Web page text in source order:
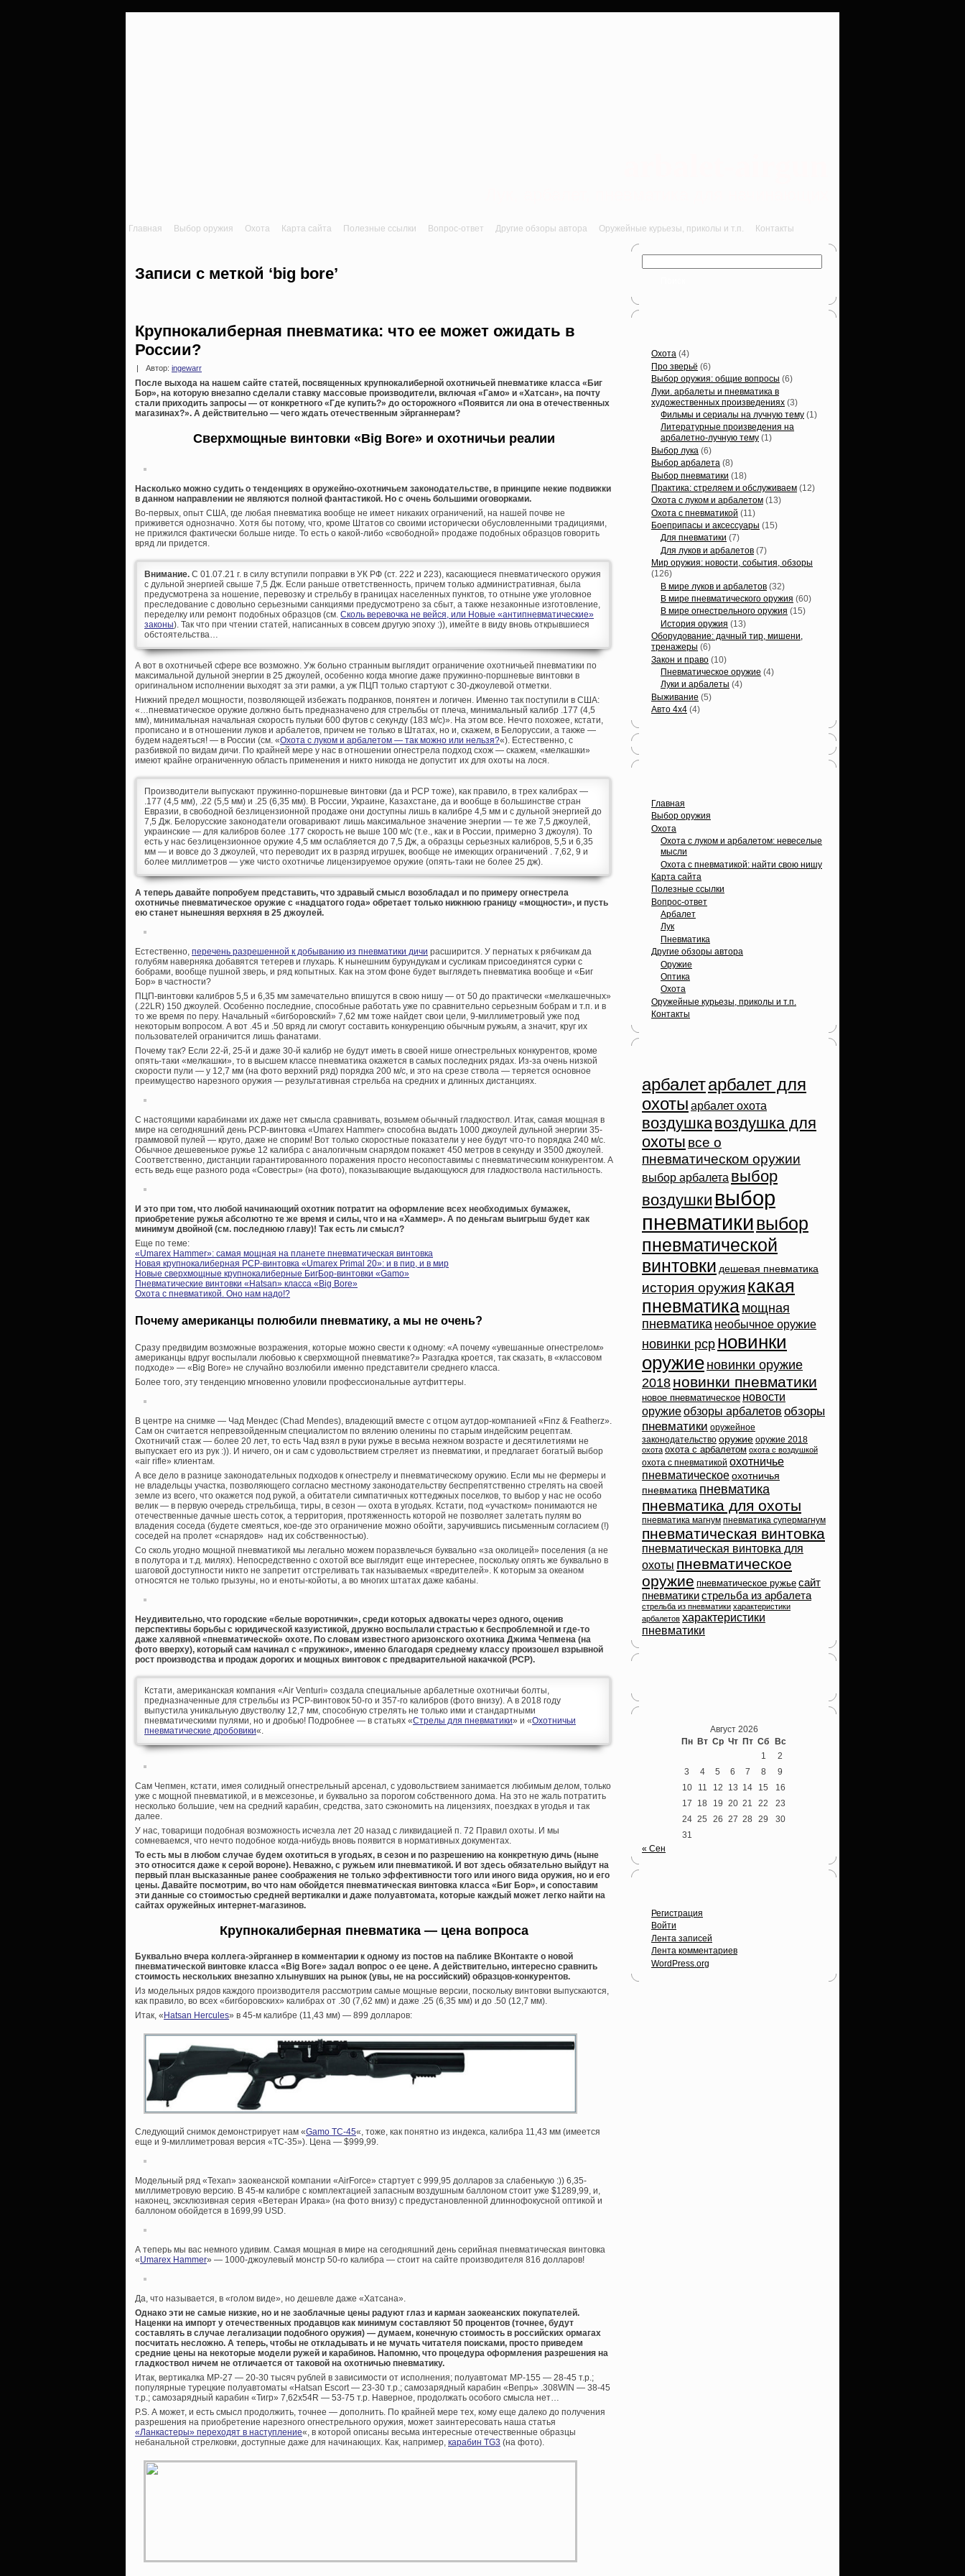
Главная Выбор оружия Охота Карта сайта Полезные ссылки Вопрос-ответ Другие обзоры автора Оружейные курьезы, приколы и т.п. Контакты
Записи с меткой ‘big bore’
Крупнокалиберная пневматика: что ее может ожидать в
России?
Автор: ingewarr
После выхода на нашем сайте статей, посвященных крупнокалиберной охотничьей пневматике класса «Биг
Бор», на которую внезапно сделали ставку массовые производители, включая «Гамо» и «Хатсан», на почту
стали приходить запросы — от конкретного «Где купить?» до осторожного «Появится ли она в отечественных
магазинах?». А действительно — чего ждать отечественным эйрганнерам?
Сверхмощные винтовки «Big Bore» и охотничьи реалии
Насколько можно судить о тенденциях в оружейно-охотничьем законодательстве, в принципе некие подвижки
в данном направлении не являются полной фантастикой. Но с очень большими оговорками.
Во-первых, опыт США, где любая пневматика вообще не имеет никаких ограничений, на нашей почве не
приживется однозначно. Хотя бы потому, что, кроме Штатов со своими исторически обусловленными традициями,
не прижился фактически больше нигде. То есть о какой-либо «свободной» продаже подобных образцов говорить
вряд ли придется.
Внимание. С 01.07.21 г. в силу вступили поправки в УК РФ (ст. 222 и 223), касающиеся пневматического оружия
с дульной энергией свыше 7,5 Дж. Если раньше ответственность, причем только административная, была
предусмотрена за ношение, перевозку и стрельбу в границах населенных пунктов, то отныне уже уголовное
преследование с довольно серьезными санкциями предусмотрено за сбыт, а также незаконные изготовление,
переделку или ремонт подобных образцов (см. Сколь веревочка не вейся, или Новые «антипневматические»
законы). Так что при чтении статей, написанных в совсем другую эпоху :)), имейте в виду вновь открывшиеся
обстоятельства…
А вот в охотничьей сфере все возможно. Уж больно странным выглядит ограничение охотничьей пневматики по
максимальной дульной энергии в 25 джоулей, особенно когда многие даже пружинно-поршневые винтовки в
оригинальном исполнении выходят за эти рамки, а уж ПЦП только стартуют с 30-джоулевой отметки.
Нижний предел мощности, позволяющей избежать подранков, понятен и логичен. Именно так поступили в США:
«…пневматическое оружие должно быть предназначено для стрельбы от плеча, минимальный калибр .177 (4,5
мм), минимальная начальная скорость пульки 600 футов с секунду (183 м/с)». На этом все. Нечто похожее, кстати,
прописано и в отношении луков и арбалетов, причем не только в Штатах, но и, скажем, в Белоруссии, а также —
будем надеяться! — в России (см. «Охота с луком и арбалетом — так можно или нельзя?«). Естественно, с
разбивкой по видам дичи. По крайней мере у нас в отношении огнестрела подход схож — скажем, «мелкашки»
имеют крайне ограниченную область применения и никто никогда не допустит их для охоты на лося.
Производители выпускают пружинно-поршневые винтовки (да и PCP тоже), как правило, в трех калибрах —
.177 (4,5 мм), .22 (5,5 мм) и .25 (6,35 мм). В России, Украине, Казахстане, да и вообще в большинстве стран
Евразии, в свободной безлицензионной продаже они доступны лишь в калибре 4,5 мм и с дульной энергией до
7,5 Дж. Белорусские законодатели оговаривают лишь максимальное значение энергии — те же 7,5 джоулей,
украинские — для калибров более .177 скорость не выше 100 м/с (т.е., как и в России, примерно 3 джоуля). То
есть у нас безлицензионное оружие 4,5 мм ослабляется до 7,5 Дж, а образцы серьезных калибров, 5,5 и 6,35
мм — и вовсе до 3 джоулей, что переводит их в разряд игрушек, вообще не имеющих ограничений . 7,62, 9 и
более миллиметров — уже чисто охотничье лицензируемое оружие (опять-таки не более 25 дж).
А теперь давайте попробуем представить, что здравый смысл возобладал и по примеру огнестрела
охотничье пневматическое оружие с «надцатого года» обретает только нижнюю границу «мощности», и пусть
ею станет нынешняя верхняя в 25 джоулей.
Естественно, перечень разрешенной к добыванию из пневматики дичи расширится. У пернатых к рябчикам да
голубям наверняка добавятся тетерев и глухарь. К нынешним бурундукам и сусликам присоединятся сурки с
бобрами, вообще пушной зверь, и ряд копытных. Как на этом фоне будет выглядеть пневматика вообще и «Биг
Бор» в частности?
ПЦП-винтовки калибров 5,5 и 6,35 мм замечательно впишутся в свою нишу — от 50 до практически «мелкашечных»
(.22LR) 150 джоулей. Особенно последние, способные работать уже по сравнительно серьезным бобрам и т.п. и в
то же время по перу. Начальный «бигборовский» 7,62 мм тоже найдет свои цели, 9-миллиметровый уже под
некоторым вопросом. А вот .45 и .50 вряд ли смогут составить конкуренцию обычным ружьям, а значит, круг их
пользователей ограничится лишь фанатами.
Почему так? Если 22-й, 25-й и даже 30-й калибр не будут иметь в своей нише огнестрельных конкурентов, кроме
опять-таки «мелкашки», то в высшем классе пневматика окажется в самых последних рядах. Из-за очень низкой
скорости пули — у 12,7 мм (на фото верхний ряд) порядка 200 м/с, и это на срезе ствола — теряется основное
преимущество нарезного оружия — результативная стрельба на средних и длинных дистанциях.
С настоящими карабинами их даже нет смысла сравнивать, возьмем обычный гладкоствол. Итак, самая мощная в
мире на сегодняшний день PCP-винтовка «Umarex Hammer» способна выдать 1000 джоулей дульной энергии 35-
граммовой пулей — круто, даже не спорим! Вот только скоростные показатели у нее будут что-то порядка 240 м/с.
Обычное дешевенькое ружье 12 калибра с аналогичным снарядом покажет 450 метров в секунду и 3500 джоулей.
Соответственно, дистанции гарантированного поражения просто несопоставимы с пневматическим конкурентом. А
есть ведь еще разного рода «Совестры» (на фото), показывающие выдающуюся для гладкоствола настильность.
И это при том, что любой начинающий охотник потратит на оформление всех необходимых бумажек,
приобретение ружья абсолютно те же время и силы, что и на «Хаммер». А по деньгам выигрыш будет как
минимум двойной (см. последнюю главу)! Так есть ли смысл?
Еще по теме:
«Umarex Hammer»: самая мощная на планете пневматическая винтовка
Новая крупнокалиберная PCP-винтовка «Umarex Primal 20»: и в пир, и в мир
Новые сверхмощные крупнокалиберные БигБор-винтовки «Gamo»
Пневматические винтовки «Hatsan» класса «Big Bore»
Охота с пневматикой. Оно нам надо!?
Почему американцы полюбили пневматику, а мы не очень?
Сразу предвидим возможные возражения, которые можно свести к одному: «А почему «увешанные огнестрелом»
американцы вдруг воспылали любовью к сверхмощной пневматике?» Разгадка кроется, так сказать, в «классовом
подходе» — «Big Bore» не случайно возлюбили именно представители среднего класса.
Более того, эту тенденцию мгновенно уловили профессиональные аутфиттеры.
В центре на снимке — Чад Мендес (Chad Mendes), владеющий вместе с отцом аутдор-компанией «Finz & Featherz».
Сам он считается непревзойденным специалистом по вялению оленины по старым индейским рецептам.
Охотничий стаж — более 20 лет, то есть Чад взял в руки ружье в весьма нежном возрасте и десятилетиями не
выпускает его из рук :)). И ничего, он и сам с удовольствием стреляет из пневматики, и предлагает богатый выбор
«air rifle» клиентам.
А все дело в разнице законодательных подходов к огнестрелу и пневматическому оружию. Если мы не фермеры и
не владельцы участка, позволяющего согласно местному законодательству беспрепятственно стрелять на своей
земле из всего, что окажется под рукой, а обитатели симпатичных коттеджных поселков, то выбор у нас не особо
велик — в первую очередь стрельбища, тиры, в сезон — охота в угодьях. Кстати, под «участком» понимаются не
отечественные дачные шесть соток, а территория, протяженность которой не позволяет залетать пулям во
владения соседа (будете смеяться, кое-где это ограничение можно обойти, заручившись письменным согласием (!)
соседей на пролет «снарядов» над их собственностью).
Со сколь угодно мощной пневматикой мы легально можем поразвлечься буквально «за околицей» поселения (а не
в полутора и т.д. милях). Непосредственно с охотой все выглядит еще интереснее, поскольку опять же буквально в
шаговой доступности никто не запретит отстреливать так называемых «вредителей». К которым за океаном
относятся не только грызуны, но и еноты-койоты, а во многих штатах даже кабаны.
Неудивительно, что городские «белые воротнички», среди которых адвокаты через одного, оценив
перспективы борьбы с юридической казуистикой, дружно воспылали страстью к беспроблемной и где-то
даже халявной «пневматической» охоте. По словам известного аризонского охотника Джима Чепмена (на
фото вверху), который сам начинал с «пружинок», именно благодаря среднему классу произошел взрывной
рост производства и продаж дорогих и мощных винтовок с предварительной накачкой (PCP).
Кстати, американская компания «Air Venturi» создала специальные арбалетные охотничьи болты,
предназначенные для стрельбы из PCP-винтовок 50-го и 357-го калибров (фото внизу). А в 2018 году
выпустила уникальную двустволку 12,7 мм, способную стрелять не только ими и стандартными
пневматическими пулями, но и дробью! Подробнее — в статьях «Стрелы для пневматики» и «Охотничьи
пневматические дробовики«.
Сам Чепмен, кстати, имея солидный огнестрельный арсенал, с удовольствием занимается любимым делом, только
уже с мощной пневматикой, и в межсезонье, и буквально за порогом собственного дома. На это не жаль потратить
несколько большие, чем на средний карабин, средства, зато сэкономить на лицензиях, поездках в угодья и так
далее.
У нас, товарищи подобная возможность исчезла лет 20 назад с ликвидацией п. 72 Правил охоты. И мы
сомневаемся, что нечто подобное когда-нибудь вновь появится в нормативных документах.
То есть мы в любом случае будем охотиться в угодьях, в сезон и по разрешению на конкретную дичь (ныне
это относится даже к серой вороне). Неважно, с ружьем или пневматикой. И вот здесь обязательно выйдут на
первый план высказанные ранее соображения не только эффективности того или иного вида оружия, но и его
цены. Давайте посмотрим, во что нам обойдется пневматическая винтовка класса «Биг Бор», и сопоставим
эти данные со стоимостью средней вертикалки и даже полуавтомата, которые каждый может легко найти на
сайтах оружейных интернет-магазинов.
Крупнокалиберная пневматика — цена вопроса
Буквально вчера коллега-эйрганнер в комментарии к одному из постов на паблике ВКонтакте о новой
пневматической винтовке класса «Big Bore» задал вопрос о ее цене. А действительно, интересно сравнить
стоимость нескольких внезапно хлынувших на рынок (увы, не на российский) образцов-конкурентов.
Из модельных рядов каждого производителя рассмотрим самые мощные версии, поскольку винтовки выпускаются,
как правило, во всех «бигборовских» калибрах от .30 (7,62 мм) и даже .25 (6,35 мм) и до .50 (12,7 мм).
Итак, «Hatsan Hercules» в 45-м калибре (11,43 мм) — 899 долларов:
Следующий снимок демонстрирует нам «Gamo TC-45«, тоже, как понятно из индекса, калибра 11,43 мм (имеется
еще и 9-миллиметровая версия «TC-35»). Цена — $999,99.
Модельный ряд «Texan» заокеанской компании «AirForce» стартует с 999,95 долларов за слабенькую :)) 6,35-
миллиметровую версию. В 45-м калибре с комплектацией запасным воздушным баллоном стоит уже $1289,99, и,
наконец, эксклюзивная серия «Ветеран Ирака» (на фото внизу) с предустановленной длиннофокусной оптикой и
баллоном обойдется в 1699,99 USD.
А теперь мы вас немного удивим. Самая мощная в мире на сегодняшний день серийная пневматическая винтовка
«Umarex Hammer» — 1000-джоулевый монстр 50-го калибра — стоит на сайте производителя 816 долларов!
Да, что называется, в «голом виде», но дешевле даже «Хатсана».
Однако эти не самые низкие, но и не заоблачные цены радуют глаз и карман заокеанских покупателей.
Наценки на импорт у отечественных продавцов как минимум составляют 50 процентов (точнее, будут
составлять в случае легализации подобного оружия) — думаем, конечную стоимость в российских ормагах
посчитать несложно. А теперь, чтобы не откладывать и не мучать читателя поисками, просто приведем
средние цены на некоторые модели ружей и карабинов. Напомню, что процедура оформления разрешения на
гладкоствол ничем не отличается от таковой на охотничью пневматику.
Итак, вертикалка МР-27 — 20-30 тысяч рублей в зависимости от исполнения; полуавтомат МР-155 — 28-45 т.р.;
популярные турецкие полуавтоматы «Hatsan Escort — 23-30 т.р.; самозарядный карабин «Вепрь» .308WIN — 38-45
т.р.; самозарядный карабин «Тигр» 7,62х54R — 53-75 т.р. Наверное, продолжать особого смысла нет…
P.S. А может, и есть смысл продолжить, точнее — дополнить. По крайней мере тех, кому еще далеко до получения
разрешения на приобретение нарезного огнестрельного оружия, может заинтересовать наша статья
«Ланкастеры» переходят в наступление«, в которой описаны весьма интересные отечественные образцы
небанальной стрелковки, доступные даже для начинающих. Как, например, карабин TG3 (на фото).
Охота (4)
Про зверьё (6)
Выбор оружия: общие вопросы (6)
Луки. арбалеты и пневматика в
художественных произведениях (3)
Фильмы и сериалы на лучную тему (1)
Литературные произведения на
арбалетно-лучную тему (1)
Выбор лука (6)
Выбор арбалета (8)
Выбор пневматики (18)
Практика: стреляем и обслуживаем (12)
Охота с луком и арбалетом (13)
Охота с пневматикой (11)
Боеприпасы и аксессуары (15)
Для пневматики (7)
Для луков и арбалетов (7)
Мир оружия: новости, события, обзоры
(126)
В мире луков и арбалетов (32)
В мире пневматического оружия (60)
В мире огнестрельного оружия (15)
История оружия (13)
Оборудование: дачный тир, мишени,
тренажеры (6)
Закон и право (10)
Пневматическое оружие (4)
Луки и арбалеты (4)
Выживание (5)
Авто 4х4 (4)
Главная
Выбор оружия
Охота
Охота с луком и арбалетом: невеселые
мысли
Охота с пневматикой: найти свою нишу
Карта сайта
Полезные ссылки
Вопрос-ответ
Арбалет
Лук
Пневматика
Другие обзоры автора
Оружие
Оптика
Охота
Оружейные курьезы, приколы и т.п.
Контакты
арбалетарбалет для
охоты арбалет охота
воздушкавоздушка для
охоты все о
пневматическом оружии
выбор арбалета выбор
воздушки выбор
пневматикивыбор
пневматической
винтовки дешевая пневматика
история оружия какая
пневматика мощная
пневматика необычное оружие
новинки pcp новинки
оружие новинки оружие
2018 новинки пневматики
новое пневматическое новости
оружиеобзоры арбалетов обзоры
пневматики оружейное
законодательство оружие оружие 2018
охота охота с арбалетом охота с воздушкой
охота с пневматикой охотничье
пневматическое охотничья
пневматика пневматика
пневматика для охоты
пневматика магнум пневматика супермагнум
пневматическая винтовка
пневматическая винтовка для
охоты пневматическое
оружие пневматическое ружье сайт
пневматикистрельба из арбалета
стрельба из пневматики характеристики
арбалетов характеристики
пневматики
Август 2026
Пн Вт Ср Чт Пт Сб Вс
1
2
3
4 5 6 7 8
9
10
11 12 13 14 15
16
17
18 19 20 21 22
23
24 25 26 27 28 29
30
31
« Сен
Регистрация
Войти
Лента записей
Лента комментариев
WordPress.org